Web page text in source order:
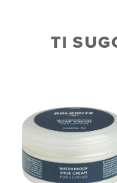
TI